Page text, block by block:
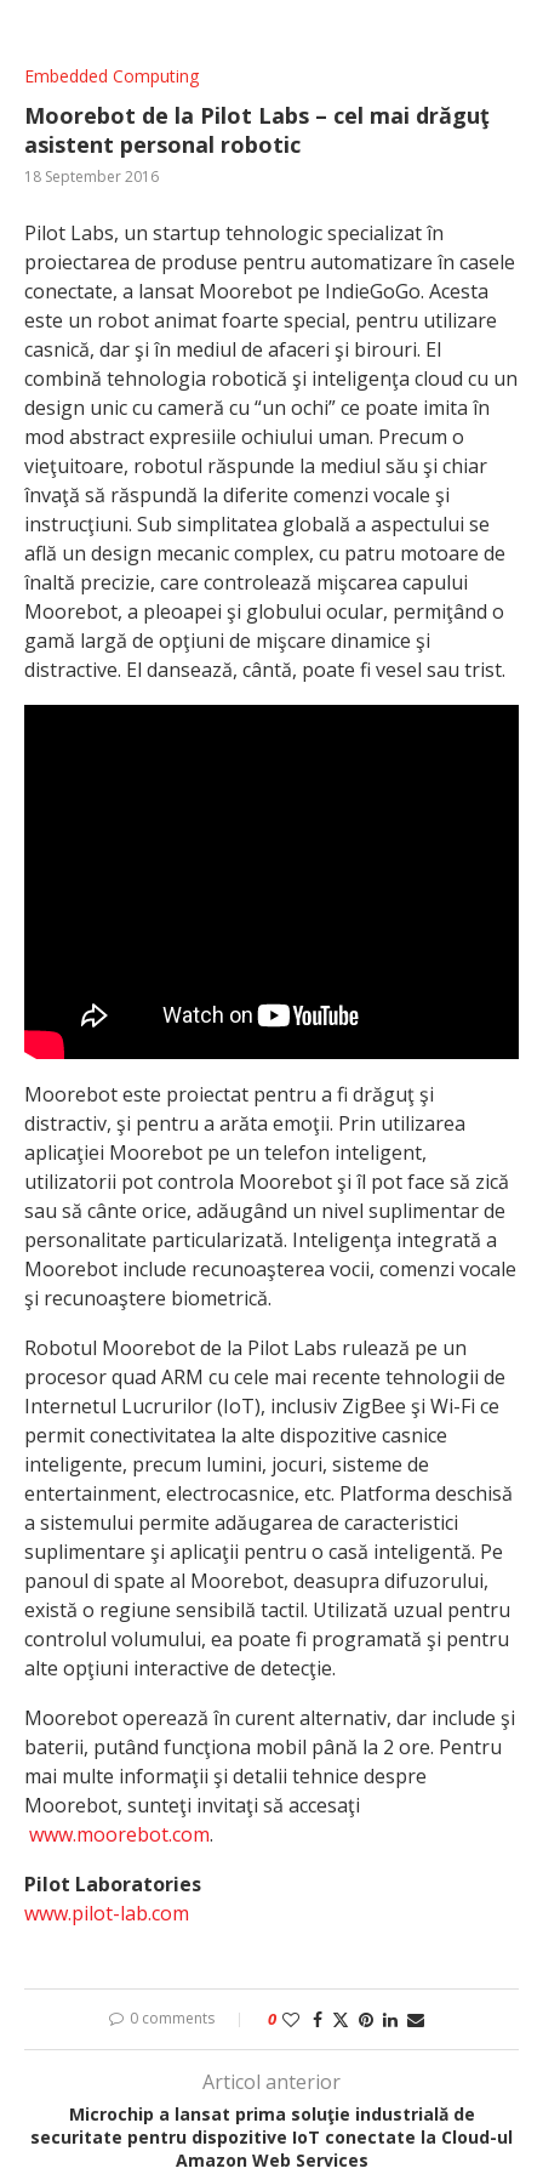
Embedded Computing
Moorebot de la Pilot Labs – cel mai drăguţ
asistent personal robotic
18 September 2016
Pilot Labs, un startup tehnologic specializat în
proiectarea de produse pentru automatizare în casele
conectate, a lansat Moorebot pe IndieGoGo. Acesta
este un robot animat foarte special, pentru utilizare
casnică, dar şi în mediul de afaceri şi birouri. El
combină tehnologia robotică şi inteligenţa cloud cu un
design unic cu cameră cu “un ochi” ce poate imita în
mod abstract expresiile ochiului uman. Precum o
vieţuitoare, robotul răspunde la mediul său şi chiar
învaţă să răspundă la diferite comenzi vocale şi
instrucţiuni. Sub simplitatea globală a aspectului se
află un design mecanic complex, cu patru motoare de
înaltă precizie, care controlează mişcarea capului
Moorebot, a pleoapei şi globului ocular, permiţând o
gamă largă de opţiuni de mişcare dinamice şi
distractive. El dansează, cântă, poate fi vesel sau trist.
Moorebot este proiectat pentru a fi drăguţ şi
distractiv, şi pentru a arăta emoţii. Prin utilizarea
aplicaţiei Moorebot pe un telefon inteligent,
utilizatorii pot controla Moorebot şi îl pot face să zică
sau să cânte orice, adăugând un nivel suplimentar de
personalitate particularizată. Inteligenţa integrată a
Moorebot include recunoaşterea vocii, comenzi vocale
şi recunoaştere biometrică.
Robotul Moorebot de la Pilot Labs rulează pe un
procesor quad ARM cu cele mai recente tehnologii de
Internetul Lucrurilor (IoT), inclusiv ZigBee şi Wi-Fi ce
permit conectivitatea la alte dispozitive casnice
inteligente, precum lumini, jocuri, sisteme de
entertainment, electrocasnice, etc. Platforma deschisă
a sistemului permite adăugarea de caracteristici
suplimentare şi aplicaţii pentru o casă inteligentă. Pe
panoul di spate al Moorebot, deasupra difuzorului,
există o regiune sensibilă tactil. Utilizată uzual pentru
controlul volumului, ea poate fi programată şi pentru
alte opţiuni interactive de detecţie.
Moorebot operează în curent alternativ, dar include şi
baterii, putând funcţiona mobil până la 2 ore. Pentru
mai multe informaţii şi detalii tehnice despre
Moorebot, sunteţi invitaţi să accesaţi
www.moorebot.com.
Pilot Laboratories
www.pilot-lab.com
0 comments 0
Articol anterior
Microchip a lansat prima soluţie industrială de
securitate pentru dispozitive IoT conectate la Cloud-ul
Amazon Web Services